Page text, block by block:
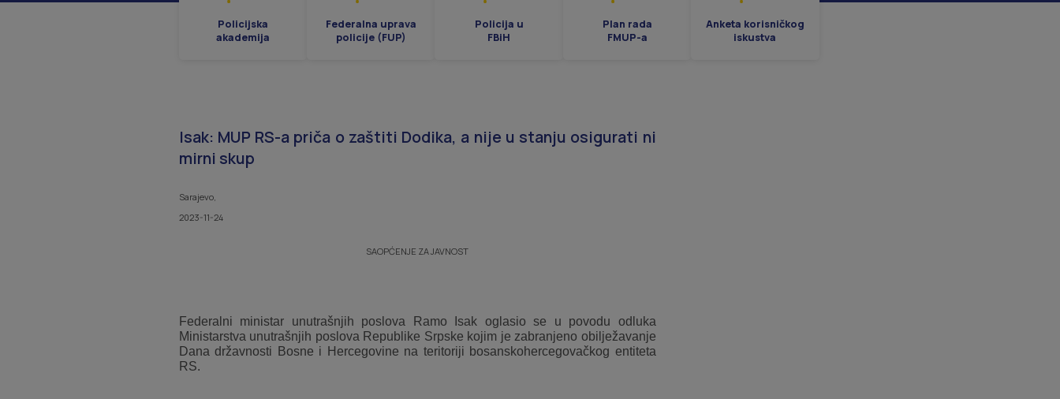
Policijska
akademija
Federalna uprava
policije (FUP)
Policija u
FBiH
Plan rada
FMUP-a
Anketa korisničkog
iskustva
Isak: MUP RS-a priča o zaštiti Dodika, a nije u stanju osigurati ni
mirni skup
Sarajevo,
2023-11-24
SAOPĆENJE ZA JAVNOST
Federalni ministar unutrašnjih poslova Ramo Isak oglasio se u povodu odluka
Ministarstva unutrašnjih poslova Republike Srpske kojim je zabranjeno obilježavanje
Dana državnosti Bosne i Hercegovine na teritoriji bosanskohercegovačkog entiteta
RS.